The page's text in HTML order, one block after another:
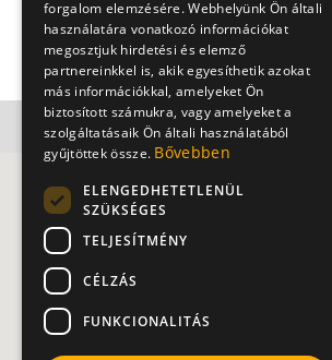
2500 Esztergom, Petőfi Sándor u. 26-28.
+36309528697
forgalom elemzésére. Webhelyünk Ön általi
használatára vonatkozó információkat
megosztjuk hirdetési és elemző
partnereinkkel is, akik egyesíthetik azokat
más információkkal, amelyeket Ön
biztosított számukra, vagy amelyeket a
szolgáltatásaik Ön általi használatából
gyűjtöttek össze. Bővebben
ELENGEDHETETLENÜL
SZÜKSÉGES
TELJESÍTMÉNY
CÉLZÁS
FUNKCIONALITÁS